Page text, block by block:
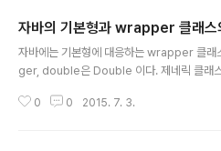
에서 보면 원으로 도시된 뉴런은 입력들(이것
을 받아서 그것을 이용한 어떤 계산을 수행한
이 다시 또 다른 뉴런의 입력으로 사용되는 것
자바의 기본형과 wrapper 클래스
자바에는 기본형에 대응하는 wrapper 클
ger, double은 Double 이다. 제네릭 클래스
성능 차이가 궁금해서 다음과 같은 간단한 프
0 0 2015. 7. 3.